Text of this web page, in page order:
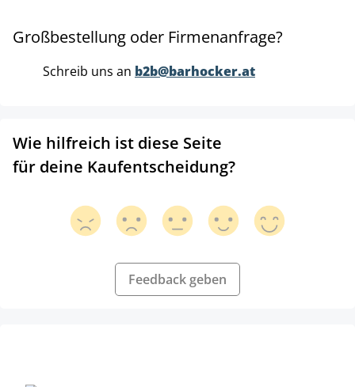
Großbestellung oder Firmenanfrage?
Schreib uns an b2b@barhocker.at
Wie hilfreich ist diese Seite
für deine Kaufentscheidung?
Feedback geben